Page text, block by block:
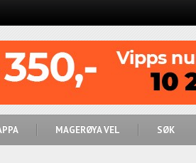
MAGERØYA VEL SØK